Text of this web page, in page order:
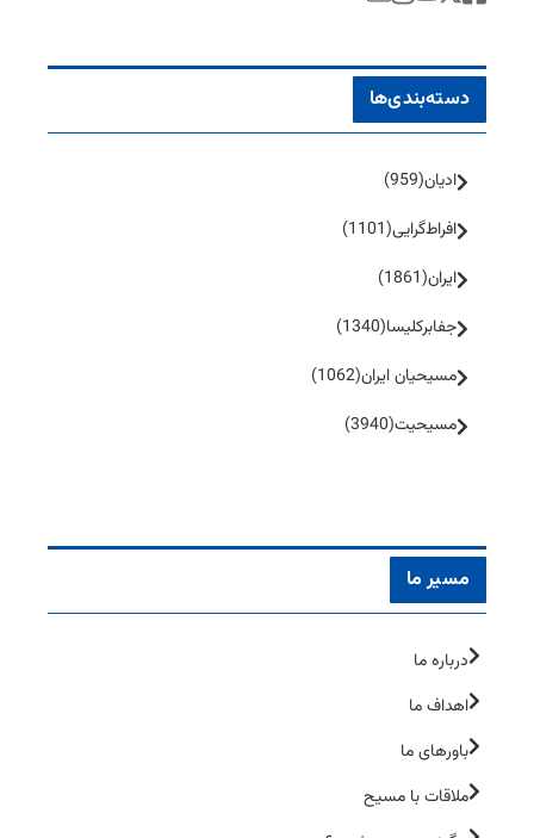
دسته‌بندی‌ها
ادیان(959)
افراط‌گرایی(1101)
ایران(1861)
جفا‌بر‌کلیسا(1340)
مسیحیان ایران(1062)
مسیحیت(3940)
مسیر ما
درباره ما
اهداف ما
باورهای ما
ملاقات با مسیح